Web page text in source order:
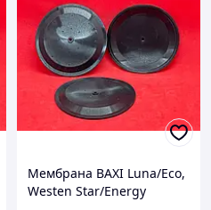
Мембрана BAXI Luna/Eco,
Westen Star/Energy